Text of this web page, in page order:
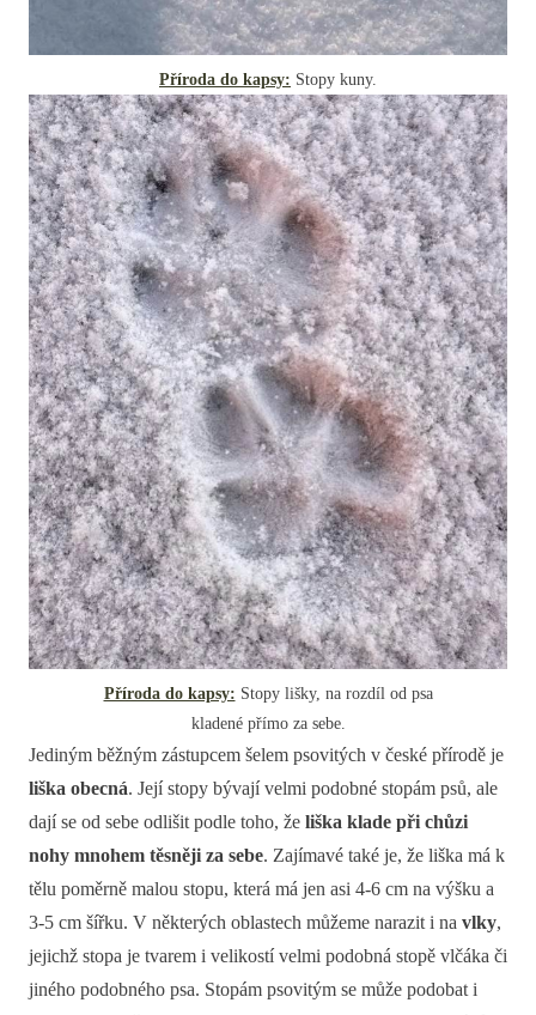
Příroda do kapsy: Stopy kuny.
Příroda do kapsy: Stopy lišky, na rozdíl od psa
kladené přímo za sebe.
Jediným běžným zástupcem šelem psovitých v české přírodě je
liška obecná. Její stopy bývají velmi podobné stopám psů, ale
dají se od sebe odlišit podle toho, že liška klade při chůzi
nohy mnohem těsněji za sebe. Zajímavé také je, že liška má k
tělu poměrně malou stopu, která má jen asi 4-6 cm na výšku a
3-5 cm šířku. V některých oblastech můžeme narazit i na vlky,
jejichž stopa je tvarem i velikostí velmi podobná stopě vlčáka či
jiného podobného psa. Stopám psovitým se může podobat i